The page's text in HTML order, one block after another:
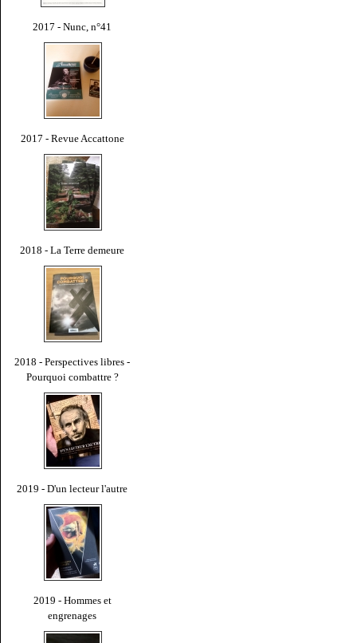
2017 - Nunc, n°41
2017 - Revue Accattone
2018 - La Terre demeure
2018 - Perspectives libres -
Pourquoi combattre ?
2019 - D'un lecteur l'autre
2019 - Hommes et
engrenages